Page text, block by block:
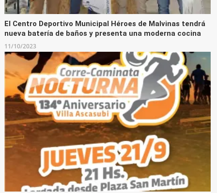
El Centro Deportivo Municipal Héroes de Malvinas tendrá
nueva batería de baños y presenta una moderna cocina
11/10/2023